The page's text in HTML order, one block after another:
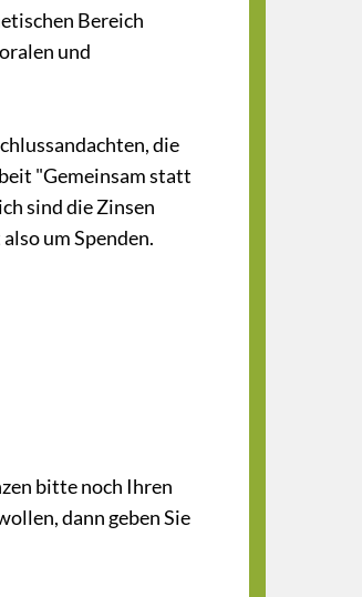
Bereich
und
die
"Gemeinsam statt
sind die Zinsen
um Spenden.
bitte noch Ihren
dann geben Sie